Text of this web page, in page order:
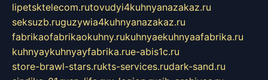
lipetsktelecom.rutovudyi4kuhnyanazakaz.ru
seksuzb.ruguzywia4kuhnyanazakaz.ru
fabrikaofabrikaokuhny.rukuhnyaekuhnyaafabrika.ru
kuhnyaykuhnyayfabrika.rue-abis1c.ru
store-brawl-stars.rukts-services.rudark-sand.ru